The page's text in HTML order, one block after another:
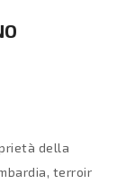
della
terroir